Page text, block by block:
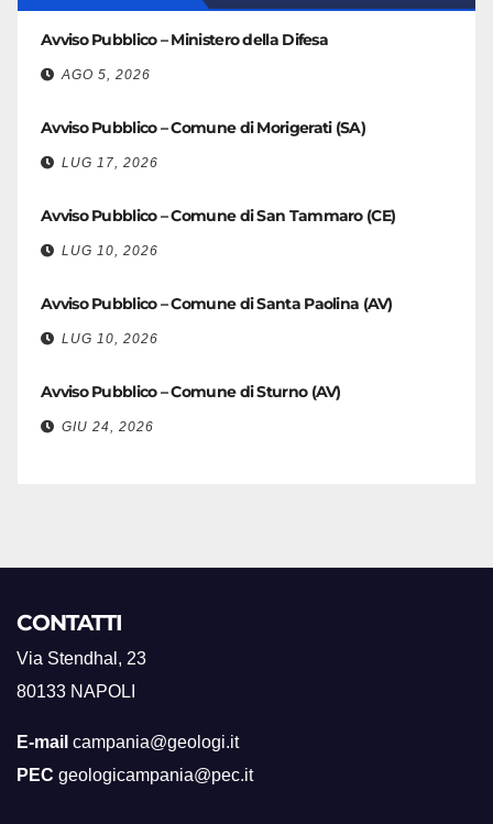
Avviso Pubblico – Ministero della Difesa
AGO 5, 2026
Avviso Pubblico – Comune di Morigerati (SA)
LUG 17, 2026
Avviso Pubblico – Comune di San Tammaro (CE)
LUG 10, 2026
Avviso Pubblico – Comune di Santa Paolina (AV)
LUG 10, 2026
Avviso Pubblico – Comune di Sturno (AV)
GIU 24, 2026
CONTATTI
Via Stendhal, 23
80133 NAPOLI
E-mail campania@geologi.it
PEC geologicampania@pec.it